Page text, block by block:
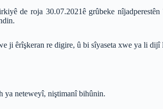
de roja 30.07.2021ê grûbeke
ji êrîşkeran re digire, û bi sîyaseta xwe ya li
ya neteweyî, niştimanî bihûnin.